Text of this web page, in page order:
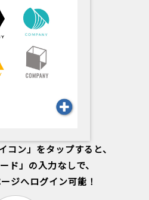
コン」をタップすると、
ド」の入力なしで、
ジへログイン可能！